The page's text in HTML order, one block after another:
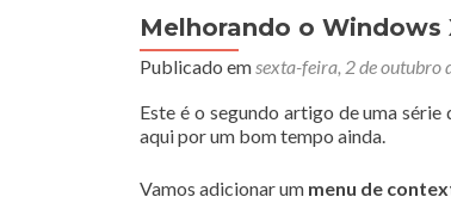
Melhorando o Windows
Publicado emsexta-feira, 2 de outubro
Este é o segundo artigo de uma
aqui por um bom tempo ainda.
Vamos adicionar um menu de